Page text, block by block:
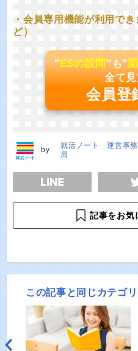
・会員専用機能が利用で
ど）
"ESの設問"も"
全て
会員登
by
就活ノート 運営事務
局
TWEET
記事をお気
この記事と同じカテゴ